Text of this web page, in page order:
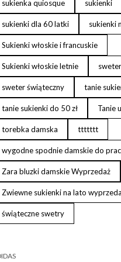
sukienka quiosque sukienki
sukienki dla 60 latki sukienki
Sukienki włoskie i francuskie
Sukienki włoskie letnie
sweter świąteczny tanie
tanie sukienki do 50 zł Tanie
torebka damska ttttttt
wygodne spodnie damskie do
Zara bluzki damskie Wyprzedaż
Zwiewne sukienki na lato
świąteczne swetry